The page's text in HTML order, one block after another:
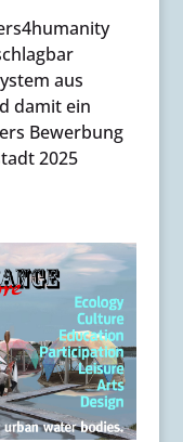
aus
damit ein
Bewerbung
2025